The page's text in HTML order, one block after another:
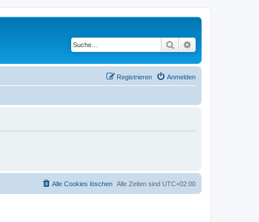
Suche
Anmelden
Registrieren
Alle Zeiten sind UTC+02:00
Alle Cookies löschen